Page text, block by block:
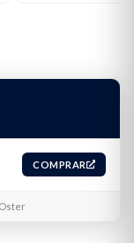
COMPRAR